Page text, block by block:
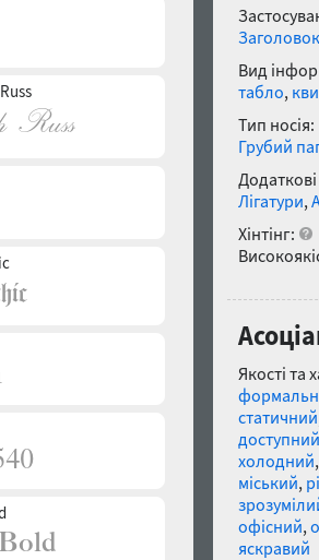
Заголовок
Вид
табло,
Тип носія:
Грубий
Лігатури,
Хінтінг:
Якості та
статичний
доступний
холодний
міський,
офісний,
яскравий